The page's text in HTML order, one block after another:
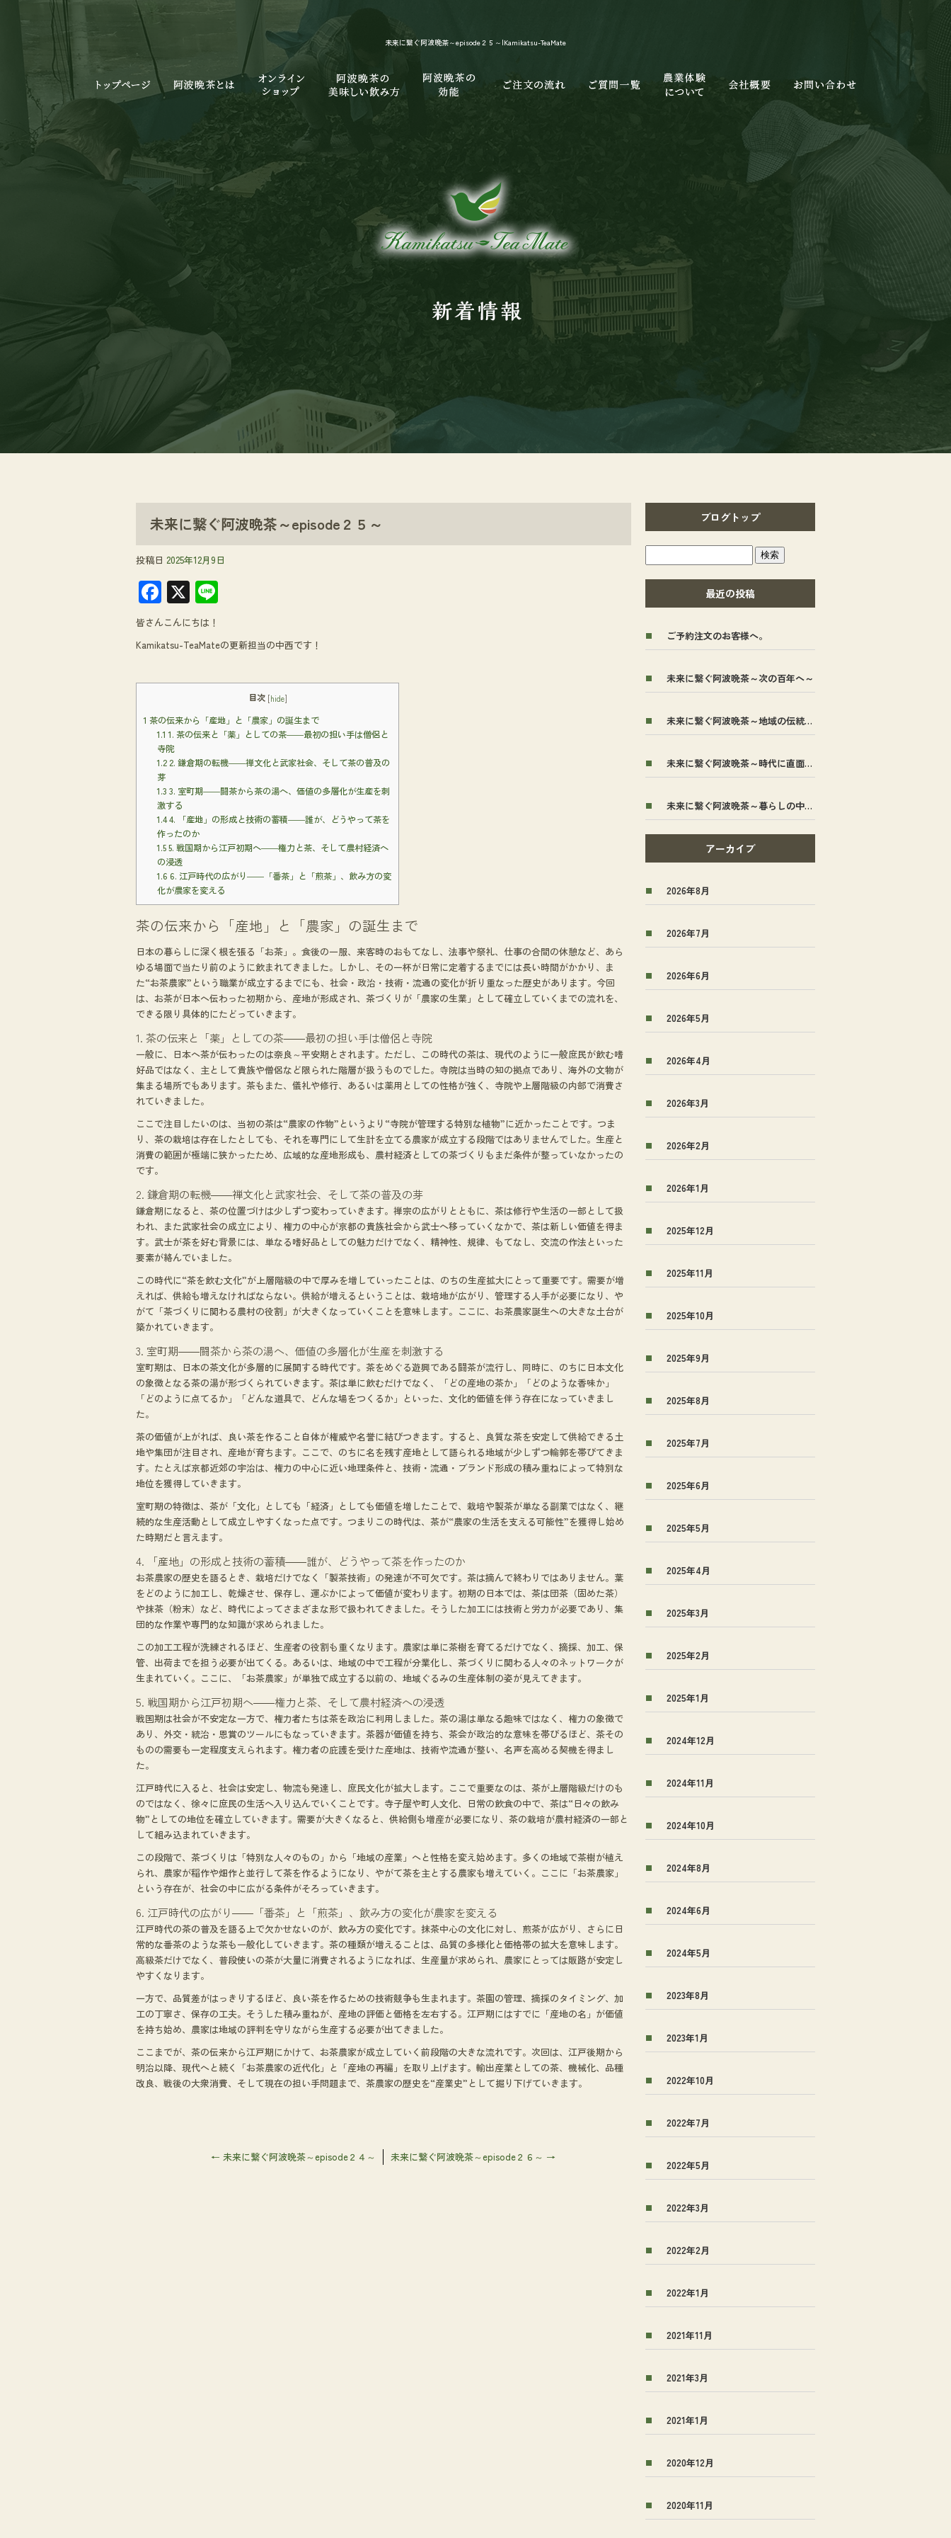
未来に繋ぐ阿波晩茶～episode２５～|Kamikatsu-TeaMate
未来に繋ぐ阿波晩茶～episode２５～
投稿日 2025年12月9日
F
ac
e
b
o
k
X
e
皆さんこんにちは！
Kamikatsu-TeaMateの更新担当の中西です！
目次 [hide]
1 茶の伝来から「産地」と「農家」の誕生まで
1.1 1. 茶の伝来と「薬」としての茶――最初の担い手は僧侶と
寺院
1.22. 鎌倉期の転機――禅文化と武家社会、そして茶の普及の
芽
1.3 3. 室町期――闘茶から茶の湯へ、価値の多層化が生産を刺
激する
1.44. 「産地」の形成と技術の蓄積――誰が、どうやって茶を
作ったのか
1.55. 戦国期から江戸初期へ――権力と茶、そして農村経済へ
の浸透
1.6 6. 江戸時代の広がり――「番茶」と「煎茶」、飲み方の変
化が農家を変える
茶の伝来から「産地」と「農家」の誕生まで
日本の暮らしに深く根を張る「お茶」。食後の一服、来客時のおもてなし、法事や祭礼、仕事の合間の休憩など、あら
ゆる場面で当たり前のように飲まれてきました。しかし、その一杯が日常に定着するまでには長い時間がかかり、ま
た“お茶農家”という職業が成立するまでにも、社会・政治・技術・流通の変化が折り重なった歴史があります。今回
は、お茶が日本へ伝わった初期から、産地が形成され、茶づくりが「農家の生業」として確立していくまでの流れを、
できる限り具体的にたどっていきます。
1. 茶の伝来と「薬」としての茶――最初の担い手は僧侶と寺院
一般に、日本へ茶が伝わったのは奈良～平安期とされます。ただし、この時代の茶は、現代のように一般庶民が飲む嗜
好品ではなく、主として貴族や僧侶など限られた階層が扱うものでした。寺院は当時の知の拠点であり、海外の文物が
集まる場所でもあります。茶もまた、儀礼や修行、あるいは薬用としての性格が強く、寺院や上層階級の内部で消費さ
れていきました。
ここで注目したいのは、当初の茶は“農家の作物”というより“寺院が管理する特別な植物”に近かったことです。つま
り、茶の栽培は存在したとしても、それを専門にして生計を立てる農家が成立する段階ではありませんでした。生産と
消費の範囲が極端に狭かったため、広域的な産地形成も、農村経済としての茶づくりもまだ条件が整っていなかったの
です。
2. 鎌倉期の転機――禅文化と武家社会、そして茶の普及の芽
鎌倉期になると、茶の位置づけは少しずつ変わっていきます。禅宗の広がりとともに、茶は修行や生活の一部として扱
われ、また武家社会の成立により、権力の中心が京都の貴族社会から武士へ移っていくなかで、茶は新しい価値を得ま
す。武士が茶を好む背景には、単なる嗜好品としての魅力だけでなく、精神性、規律、もてなし、交流の作法といった
要素が絡んでいました。
この時代に“茶を飲む文化”が上層階級の中で厚みを増していったことは、のちの生産拡大にとって重要です。需要が増
えれば、供給も増えなければならない。供給が増えるということは、栽培地が広がり、管理する人手が必要になり、や
がて「茶づくりに関わる農村の役割」が大きくなっていくことを意味します。ここに、お茶農家誕生への大きな土台が
築かれていきます。
3. 室町期――闘茶から茶の湯へ、価値の多層化が生産を刺激する
室町期は、日本の茶文化が多層的に展開する時代です。茶をめぐる遊興である闘茶が流行し、同時に、のちに日本文化
の象徴となる茶の湯が形づくられていきます。茶は単に飲むだけでなく、「どの産地の茶か」「どのような香味か」
「どのように点てるか」「どんな道具で、どんな場をつくるか」といった、文化的価値を伴う存在になっていきまし
た。
茶の価値が上がれば、良い茶を作ること自体が権威や名誉に結びつきます。すると、良質な茶を安定して供給できる土
地や集団が注目され、産地が育ちます。ここで、のちに名を残す産地として語られる地域が少しずつ輪郭を帯びてきま
す。たとえば京都近郊の宇治は、権力の中心に近い地理条件と、技術・流通・ブランド形成の積み重ねによって特別な
地位を獲得していきます。
室町期の特徴は、茶が「文化」としても「経済」としても価値を増したことで、栽培や製茶が単なる副業ではなく、継
続的な生産活動として成立しやすくなった点です。つまりこの時代は、茶が“農家の生活を支える可能性”を獲得し始め
た時期だと言えます。
4. 「産地」の形成と技術の蓄積――誰が、どうやって茶を作ったのか
お茶農家の歴史を語るとき、栽培だけでなく「製茶技術」の発達が不可欠です。茶は摘んで終わりではありません。葉
をどのように加工し、乾燥させ、保存し、運ぶかによって価値が変わります。初期の日本では、茶は団茶（固めた茶）
や抹茶（粉末）など、時代によってさまざまな形で扱われてきました。そうした加工には技術と労力が必要であり、集
団的な作業や専門的な知識が求められました。
この加工工程が洗練されるほど、生産者の役割も重くなります。農家は単に茶樹を育てるだけでなく、摘採、加工、保
管、出荷までを担う必要が出てくる。あるいは、地域の中で工程が分業化し、茶づくりに関わる人々のネットワークが
生まれていく。ここに、「お茶農家」が単独で成立する以前の、地域ぐるみの生産体制の姿が見えてきます。
5. 戦国期から江戸初期へ――権力と茶、そして農村経済への浸透
戦国期は社会が不安定な一方で、権力者たちは茶を政治に利用しました。茶の湯は単なる趣味ではなく、権力の象徴で
あり、外交・統治・恩賞のツールにもなっていきます。茶器が価値を持ち、茶会が政治的な意味を帯びるほど、茶その
ものの需要も一定程度支えられます。権力者の庇護を受けた産地は、技術や流通が整い、名声を高める契機を得まし
た。
江戸時代に入ると、社会は安定し、物流も発達し、庶民文化が拡大します。ここで重要なのは、茶が上層階級だけのも
のではなく、徐々に庶民の生活へ入り込んでいくことです。寺子屋や町人文化、日常の飲食の中で、茶は“日々の飲み
物”としての地位を確立していきます。需要が大きくなると、供給側も増産が必要になり、茶の栽培が農村経済の一部と
して組み込まれていきます。
この段階で、茶づくりは「特別な人々のもの」から「地域の産業」へと性格を変え始めます。多くの地域で茶樹が植え
られ、農家が稲作や畑作と並行して茶を作るようになり、やがて茶を主とする農家も増えていく。ここに「お茶農家」
という存在が、社会の中に広がる条件がそろっていきます。
6. 江戸時代の広がり――「番茶」と「煎茶」、飲み方の変化が農家を変える
江戸時代の茶の普及を語る上で欠かせないのが、飲み方の変化です。抹茶中心の文化に対し、煎茶が広がり、さらに日
常的な番茶のような茶も一般化していきます。茶の種類が増えることは、品質の多様化と価格帯の拡大を意味します。
高級茶だけでなく、普段使いの茶が大量に消費されるようになれば、生産量が求められ、農家にとっては販路が安定し
やすくなります。
一方で、品質差がはっきりするほど、良い茶を作るための技術競争も生まれます。茶園の管理、摘採のタイミング、加
工の丁寧さ、保存の工夫。そうした積み重ねが、産地の評価と価格を左右する。江戸期にはすでに「産地の名」が価値
を持ち始め、農家は地域の評判を守りながら生産する必要が出てきました。
ここまでが、茶の伝来から江戸期にかけて、お茶農家が成立していく前段階の大きな流れです。次回は、江戸後期から
明治以降、現代へと続く「お茶農家の近代化」と「産地の再編」を取り上げます。輸出産業としての茶、機械化、品種
改良、戦後の大衆消費、そして現在の担い手問題まで、茶農家の歴史を“産業史”として掘り下げていきます。
← 未来に繋ぐ阿波晩茶～episode２４～ 未来に繋ぐ阿波晩茶～episode２６～ →
ブログトップ
最近の投稿
ご予約注文のお客様へ。
未来に繋ぐ阿波晩茶～次の百年へ～
未来に繋ぐ阿波晩茶～地域の伝統茶から全国へ～
未来に繋ぐ阿波晩茶～時代に直面した～
未来に繋ぐ阿波晩茶～暮らしの中から生まれた～
アーカイブ
2026年8月
2026年7月
2026年6月
2026年5月
2026年4月
2026年3月
2026年2月
2026年1月
2025年12月
2025年11月
2025年10月
2025年9月
2025年8月
2025年7月
2025年6月
2025年5月
2025年4月
2025年3月
2025年2月
2025年1月
2024年12月
2024年11月
2024年10月
2024年8月
2024年6月
2024年5月
2023年8月
2023年1月
2022年10月
2022年7月
2022年5月
2022年3月
2022年2月
2022年1月
2021年11月
2021年3月
2021年1月
2020年12月
2020年11月